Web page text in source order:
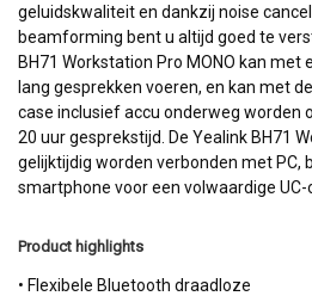
geluidskwaliteit en dankzij noise
beamforming bent u altijd goed te
BH71 Workstation Pro MONO kan met
lang gesprekken voeren, en kan met
case inclusief accu onderweg worden
20 uur gesprekstijd. De Yealink BH71
gelijktijdig worden verbonden met PC,
smartphone voor een volwaardige UC-
Product highlights
• Flexibele Bluetooth draadloze